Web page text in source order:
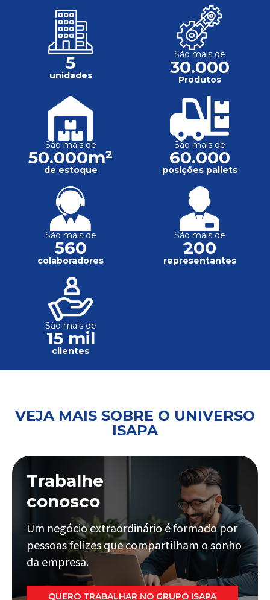
5
unidades
São mais de
30.000
Produtos
São mais de
50.000m²
de estoque
São mais de
60.000
posições pallets
São mais de
560
colaboradores
São mais de
200
representantes
São mais de
15 mil
clientes
VEJA MAIS SOBRE O UNIVERSO
ISAPA
Trabalhe
conosco
Um negócio extraordinário é formado por
pessoas felizes que compartilham o sonho
da empresa.
QUERO TRABALHAR NO GRUPO ISAPA